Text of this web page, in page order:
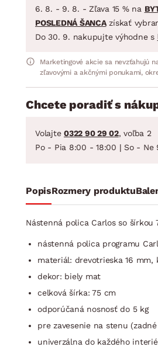
6. 8. - 9. 8. - Zľava 15 % na
POSLEDNÁ ŠANCAzískať
Do 30. 9. nakupujte výhodne s
Marketingové akcie sa nevzťahujú
zľavovými a akčnými ponukami,
Chcete poradiť s
Volajte 0322 90 29 02, voľba 2
Po - Pia 8:00 - 18:00 | So - Ne
PopisRozmery produktu
Nástenná polica Carlos so
nástenná polica programu
materiál: drevotrieska 16 mm,
dekor: biely mat
celková šírka: 75 cm
odporúčaná nosnosť do 5 kg
pre zavesenie na stenu
univerzálna do každého